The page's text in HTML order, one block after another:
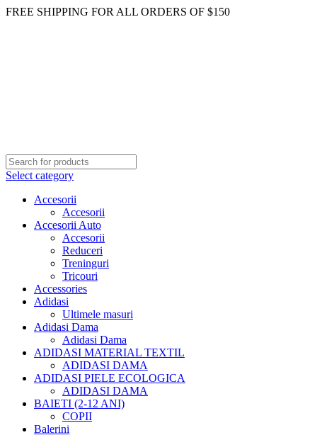
FREE SHIPPING FOR ALL ORDERS OF $150
Select category
Accesorii
Accesorii
Accesorii Auto
Accesorii
Reduceri
Treninguri
Tricouri
Accessories
Adidasi
Ultimele masuri
Adidasi Dama
Adidasi Dama
ADIDASI MATERIAL TEXTIL
ADIDASI DAMA
ADIDASI PIELE ECOLOGICA
ADIDASI DAMA
BAIETI (2-12 ANI)
COPII
Balerini